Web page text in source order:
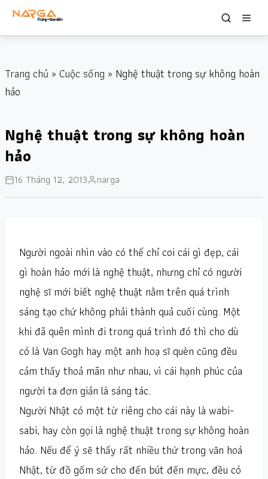
Trang chủ » Cuộc sống » Nghệ thuật trong sự không hoàn
hảo
Nghệ thuật trong sự không hoàn
hảo
16 Tháng 12, 2013 narga
Người ngoài nhìn vào có thể chỉ coi cái gì đẹp, cái
gì hoàn hảo mới là nghệ thuật, nhưng chỉ có người
nghệ sĩ mới biết nghệ thuật nằm trên quá trình
sáng tạo chứ không phải thành quả cuối cùng. Một
khi đã quên mình đi trong quá trình đó thì cho dù
có là Van Gogh hay một anh hoạ sĩ quèn cũng đều
cảm thấy thoả mãn như nhau, vì cái hạnh phúc của
người ta đơn giản là sáng tác.
Người Nhật có một từ riêng cho cái này là wabi-
sabi, hay còn gọi là nghệ thuật trong sự không hoàn
hảo. Nếu để ý sẽ thấy rất nhiều thứ trong văn hoá
Nhật, từ đồ gốm sứ cho đến bút đến mực, đều có